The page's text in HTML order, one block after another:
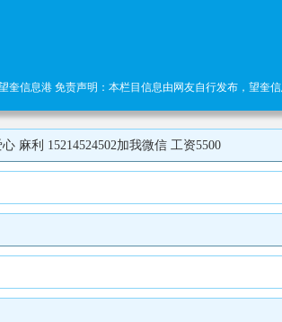
免责声明：本栏目信息由网友自行发布，望奎信息网
麻利 15214524502加我微信 工资5500